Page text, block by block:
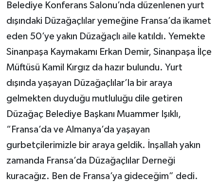
Belediye Konferans Salonu’nda düzenlenen yurt
dışındaki Düzağaçlılar yemeğine Fransa’da ikamet
eden 50’ye yakın Düzağaçlı aile katıldı. Yemekte
Sinanpaşa Kaymakamı Erkan Demir, Sinanpaşa İlçe
Müftüsü Kamil Kırgız da hazır bulundu. Yurt
dışında yaşayan Düzağaçlılar’la bir araya
gelmekten duyduğu mutluluğu dile getiren
Düzağaç Belediye Başkanı Muammer Işıklı,
“Fransa’da ve Almanya’da yaşayan
gurbetçilerimizle bir araya geldik. İnşallah yakın
zamanda Fransa’da Düzağaçlılar Derneği
kuracağız. Ben de Fransa’ya gideceğim” dedi.